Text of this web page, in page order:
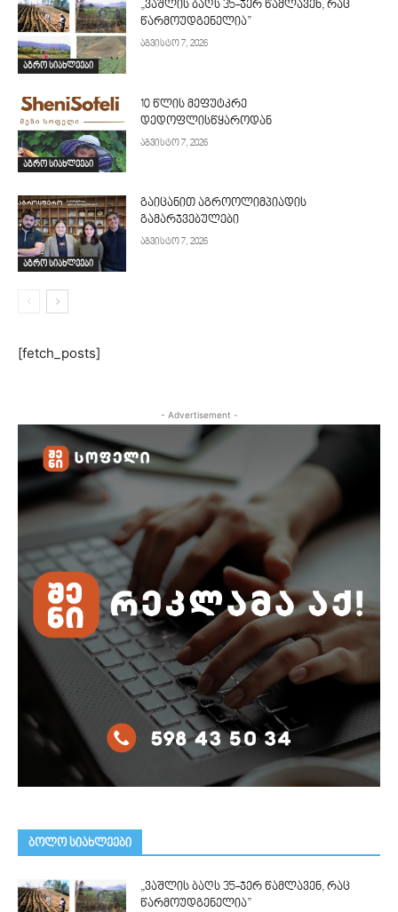
აგრო სიახლეები
„ვაშლის ბაღს 35-ჯერ წამლავენ, რაც
წარმოუდგენელია”
აგვისტო 7, 2026
აგრო სიახლეები
10 წლის მეფუტკრე
დედოფლისწყაროდან
აგვისტო 7, 2026
აგრო სიახლეები
გაიცანით აგროოლიმპიადის
გამარჯვებულები
აგვისტო 7, 2026
[fetch_posts]
- Advertisement -
ᲑᲝᲚᲝ ᲡᲘᲐᲮᲚᲔᲔᲑᲘ
„ვაშლის ბაღს 35-ჯერ წამლავენ, რაც
წარმოუდგენელია”